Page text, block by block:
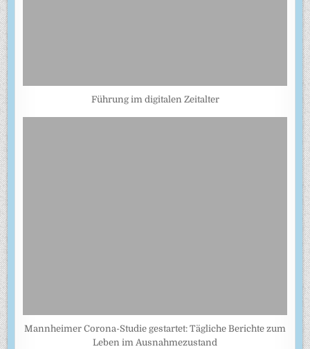
Führung im digitalen Zeitalter
Mannheimer Corona-Studie gestartet: Tägliche Berichte zum
Leben im Ausnahmezustand